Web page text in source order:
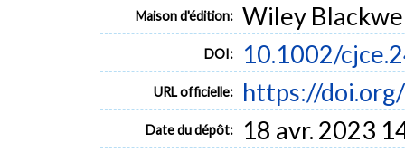
Maison d'édition: Wiley
DOI: 10.1002/
URL officielle: https://
Date du dépôt: 18 avr. 2023